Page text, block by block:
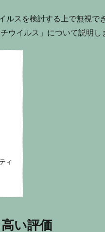
ルスを検討する上で無視で
ウイルス」について説明し
ィ
い評価